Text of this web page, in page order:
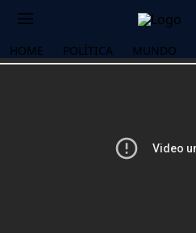
HOME POLÍTICA MUNDO